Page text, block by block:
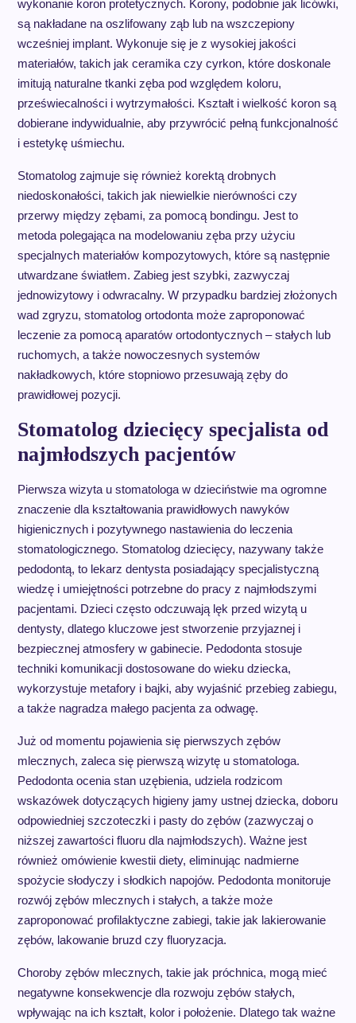
wykonanie koron protetycznych. Korony, podobnie jak licówki,
są nakładane na oszlifowany ząb lub na wszczepiony
wcześniej implant. Wykonuje się je z wysokiej jakości
materiałów, takich jak ceramika czy cyrkon, które doskonale
imitują naturalne tkanki zęba pod względem koloru,
przeświecalności i wytrzymałości. Kształt i wielkość koron są
dobierane indywidualnie, aby przywrócić pełną funkcjonalność
i estetykę uśmiechu.
Stomatolog zajmuje się również korektą drobnych
niedoskonałości, takich jak niewielkie nierówności czy
przerwy między zębami, za pomocą bondingu. Jest to
metoda polegająca na modelowaniu zęba przy użyciu
specjalnych materiałów kompozytowych, które są następnie
utwardzane światłem. Zabieg jest szybki, zazwyczaj
jednowizytowy i odwracalny. W przypadku bardziej złożonych
wad zgryzu, stomatolog ortodonta może zaproponować
leczenie za pomocą aparatów ortodontycznych – stałych lub
ruchomych, a także nowoczesnych systemów
nakładkowych, które stopniowo przesuwają zęby do
prawidłowej pozycji.
Stomatolog dziecięcy specjalista od
najmłodszych pacjentów
Pierwsza wizyta u stomatologa w dzieciństwie ma ogromne
znaczenie dla kształtowania prawidłowych nawyków
higienicznych i pozytywnego nastawienia do leczenia
stomatologicznego. Stomatolog dziecięcy, nazywany także
pedodontą, to lekarz dentysta posiadający specjalistyczną
wiedzę i umiejętności potrzebne do pracy z najmłodszymi
pacjentami. Dzieci często odczuwają lęk przed wizytą u
dentysty, dlatego kluczowe jest stworzenie przyjaznej i
bezpiecznej atmosfery w gabinecie. Pedodonta stosuje
techniki komunikacji dostosowane do wieku dziecka,
wykorzystuje metafory i bajki, aby wyjaśnić przebieg zabiegu,
a także nagradza małego pacjenta za odwagę.
Już od momentu pojawienia się pierwszych zębów
mlecznych, zaleca się pierwszą wizytę u stomatologa.
Pedodonta ocenia stan uzębienia, udziela rodzicom
wskazówek dotyczących higieny jamy ustnej dziecka, doboru
odpowiedniej szczoteczki i pasty do zębów (zazwyczaj o
niższej zawartości fluoru dla najmłodszych). Ważne jest
również omówienie kwestii diety, eliminując nadmierne
spożycie słodyczy i słodkich napojów. Pedodonta monitoruje
rozwój zębów mlecznych i stałych, a także może
zaproponować profilaktyczne zabiegi, takie jak lakierowanie
zębów, lakowanie bruzd czy fluoryzacja.
Choroby zębów mlecznych, takie jak próchnica, mogą mieć
negatywne konsekwencje dla rozwoju zębów stałych,
wpływając na ich kształt, kolor i położenie. Dlatego tak ważne